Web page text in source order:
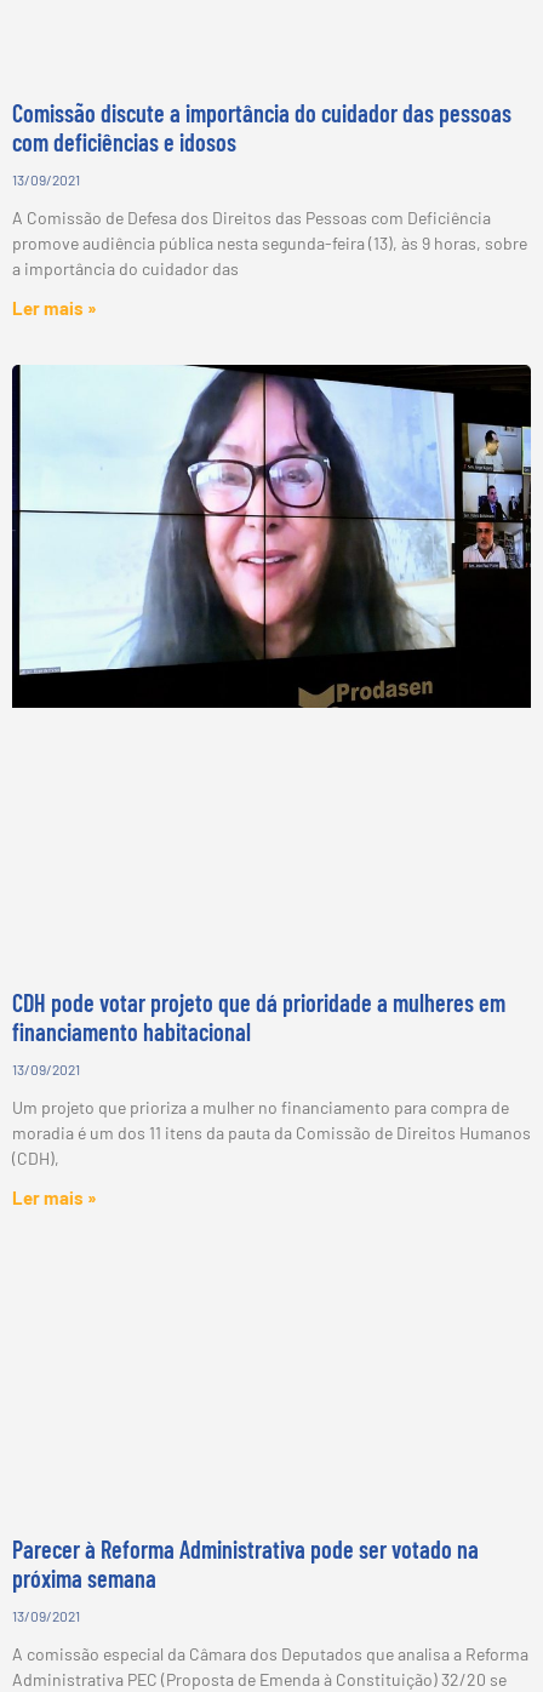
Comissão discute a importância do cuidador das pessoas
com deficiências e idosos
13/09/2021
A Comissão de Defesa dos Direitos das Pessoas com Deficiência
promove audiência pública nesta segunda-feira (13), às 9 horas, sobre
a importância do cuidador das
Ler mais »
CDH pode votar projeto que dá prioridade a mulheres em
financiamento habitacional
13/09/2021
Um projeto que prioriza a mulher no financiamento para compra de
moradia é um dos 11 itens da pauta da Comissão de Direitos Humanos
(CDH),
Ler mais »
Parecer à Reforma Administrativa pode ser votado na
próxima semana
13/09/2021
A comissão especial da Câmara dos Deputados que analisa a Reforma
Administrativa PEC (Proposta de Emenda à Constituição) 32/20 se